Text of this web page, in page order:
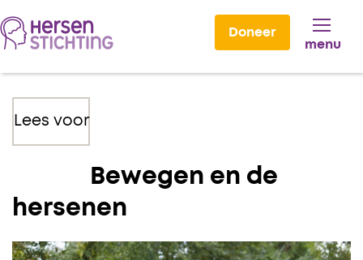
Doneer
menu
Lees voor
Bewegen en de
hersenen